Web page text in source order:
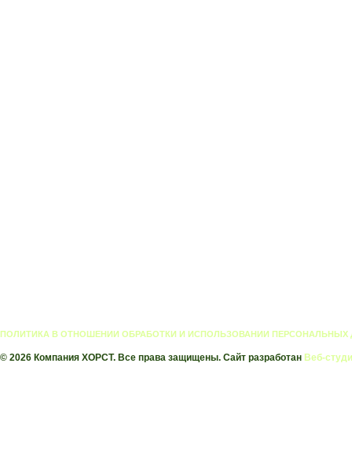
ПОЛИТИКА В ОТНОШЕНИИ ОБРАБОТКИ И ИСПОЛЬЗОВАНИИ ПЕРСОНАЛЬНЫХ
© 2026 Компания ХОРСТ. Все права защищены. Сайт разработан Веб-